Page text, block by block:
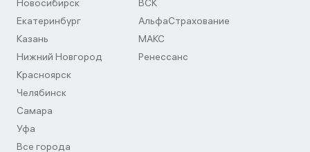
Новосибирск
Екатеринбург
Казань
Нижний Новгород
Красноярск
Челябинск
Самара
Уфа
Все города
ВСК
АльфаСтрахование
МАКС
Ренессанс